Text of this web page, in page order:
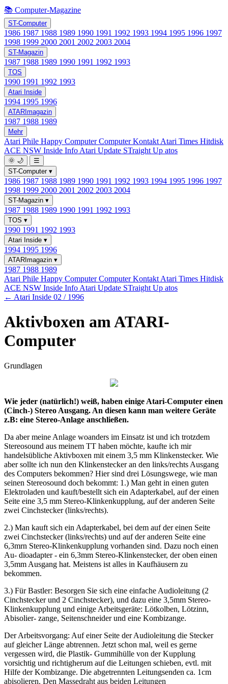
📚 Computer-Magazine
ST-Computer
1986 1987 1988 1989 1990 1991 1992 1993 1994 1995 1996 1997
1998 1999 2000 2001 2002 2003 2004
ST-Magazin
1987 1988 1989 1990 1991 1992 1993
TOS
1990 1991 1992 1993
Atari Inside
1994 1995 1996
ATARImagazin
1987 1988 1989
Mehr
Atari Phile Happy ComputerComputer Kontakt Atari Times Hitdisk
ACE NSW Inside Info Atari Update STraight Up atos
🌞 🌙
☰
ST-Computer ▾
1986 1987 1988 1989 1990 1991 1992 1993 1994 1995 1996 1997
1998 1999 2000 2001 2002 2003 2004
ST-Magazin ▾
1987 1988 1989 1990 1991 1992 1993
TOS ▾
1990 1991 1992 1993
Atari Inside ▾
1994 1995 1996
ATARImagazin ▾
1987 1988 1989
Atari Phile Happy ComputerComputer Kontakt Atari Times Hitdisk
ACE NSW Inside Info Atari Update STraight Up atos
← Atari Inside 02 / 1996
Aktivboxen am ATARI-
Computer
Grundlagen
Wie jeder (natürlich!) weiß, haben einige Atari-Computer einen
(Cinch-) Stereo Ausgang. An diesen kann man weitere Geräte
z.B: eine Stereo-Anlage anschließen.
Da aber meine Anlage woanders im Einsatz ist und ich trotzdem
Stereosound aus meinem TT haben möchte, kaufte ich mir
handelsübliche Aktivboxen mit einem 3,5 mm Klinkenstecker. Wie
aber sollte ich nun den Klinkenstecker an den links/rechts Ausgang
des Computers bekommen? Hier sind drei Lösungswege, wie man
seinen Stereosound doch bekommt: 1.) Man geht in einen guten
Elektroladen und kauft/bestellt sich ein Adapterkabel, auf der einen
Seite eine 3,5 mm Stereo-Klinkenkupplung, auf der anderen Seite
zwei Cinchstecker (links/rechts).
2.) Man kauft sich ein Adapterkabel, bei dem auf der einen Seite
zwei Cinchstecker (links/rechts) und auf der anderen Seite eine
6,3mrn Stereo-Klinkenkupplung vorhanden sind. Dazu noch einen
Au- dioadapter - ein 6,3mm Stereo-Klinkenstecker, der oben einen
3,5mm Ausgang hat. Meistens ist alles in Kaufhäusern zu
bekommen.
3.) Für Bastler: Besorgen Sie sich eine einfache Audioleitung (2
Cinchstecker und 2 Cinchstecker), und dazu eine 3,5mm Stereo-
Klinkenkupplung und einige Arbeitsgeräte: Lötkolben, Lötzinn,
Abisolier- zange, Seitenschneider und eine Kombizange.
Der Arbeitsvorgang: Auf einer Seite der Audioleitung die Stecker
auf gleicher Länge abtrennen. Jetzt schon mal, weil es gerne
vergessen wird, die Plastik- Gummihülle von der Kupplung
vorsichtig und richtigherum auf die Leitungen schieben, evtl. mit
Hilfe der Kombizange. Die abgetrennten Leitungsenden ca. 1cm
abisolieren. Den Massedraht aus beiden Leitungen